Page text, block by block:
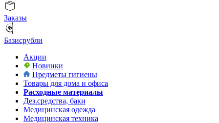
Заказы
Базисрубли
Акции
Новинки
Предметы гигиены
Товары для дома и офиса
Расходные материалы
Дез.средства, баки
Медицинская одежда
Медицинская техника